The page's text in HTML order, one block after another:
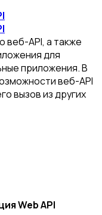
веб-API, а также
для
приложения. В
веб-API
вызов из других
Web API